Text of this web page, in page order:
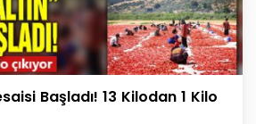
Başladı! 13 Kilodan 1 Kilo